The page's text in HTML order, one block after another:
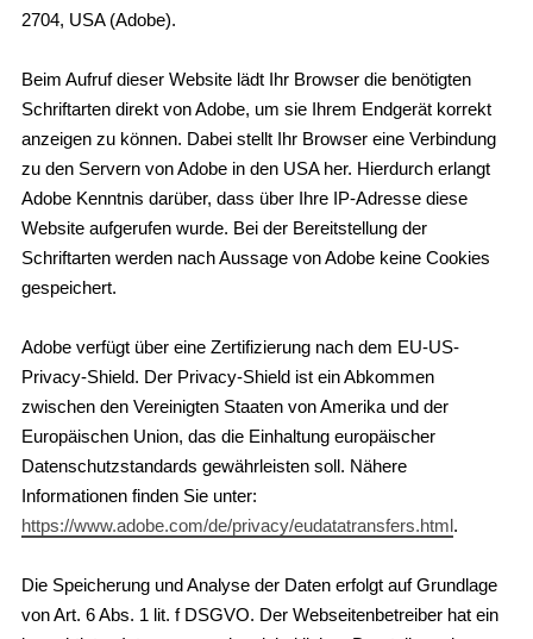
2704, USA (Adobe).
Beim Aufruf dieser Website lädt Ihr Browser die benötigten
Schriftarten direkt von Adobe, um sie Ihrem Endgerät korrekt
anzeigen zu können. Dabei stellt Ihr Browser eine Verbindung
zu den Servern von Adobe in den USA her. Hierdurch erlangt
Adobe Kenntnis darüber, dass über Ihre IP-Adresse diese
Website aufgerufen wurde. Bei der Bereitstellung der
Schriftarten werden nach Aussage von Adobe keine Cookies
gespeichert.
Adobe verfügt über eine Zertifizierung nach dem EU-US-
Privacy-Shield. Der Privacy-Shield ist ein Abkommen
zwischen den Vereinigten Staaten von Amerika und der
Europäischen Union, das die Einhaltung europäischer
Datenschutzstandards gewährleisten soll. Nähere
Informationen finden Sie unter:
https://www.adobe.com/de/privacy/eudatatransfers.html.
Die Speicherung und Analyse der Daten erfolgt auf Grundlage
von Art. 6 Abs. 1 lit. f DSGVO. Der Webseitenbetreiber hat ein